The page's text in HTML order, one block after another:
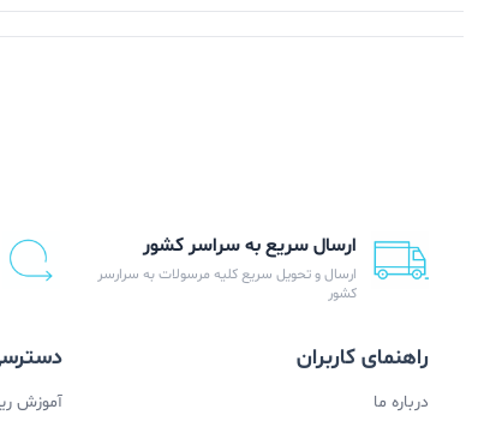
ارسال سریع به سراسر کشور
ارسال و تحویل سریع کلیه مرسولات به سرارسر
کشور
راهنمای کاربران
درباره ما
آموزش